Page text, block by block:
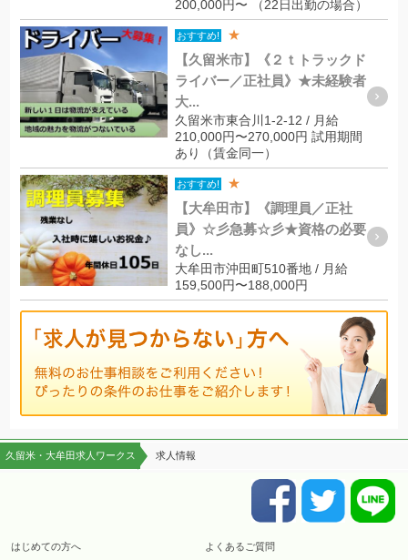
200,000円〜 （22日出勤の場合）
おすすめ! ★
【久留米市】《２ｔトラックド
ライバー／正社員》★未経験者
大...
久留米市東合川1-2-12 / 月給
210,000円〜270,000円 試用期間
あり（賃金同一）
おすすめ! ★
【大牟田市】《調理員／正社
員》☆彡急募☆彡★資格の必要
なし...
大牟田市沖田町510番地 / 月給
159,500円〜188,000円
久留米・大牟田求人ワークス 求人情報
はじめての方へ よくあるご質問